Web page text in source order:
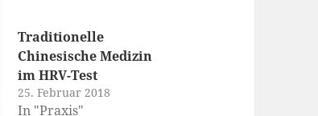
Traditionelle
Chinesische Medizin
im HRV-Test
25. Februar 2018
In "Praxis"